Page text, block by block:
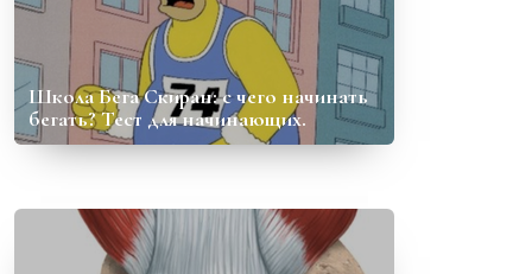
Школа Бега Скиран: с чего начинать
бегать? Тест для начинающих.